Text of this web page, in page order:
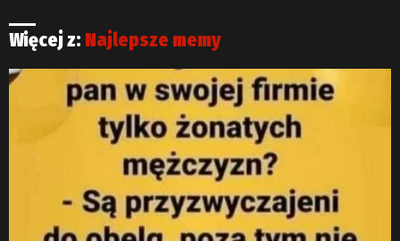
Więcej z: Najlepsze memy